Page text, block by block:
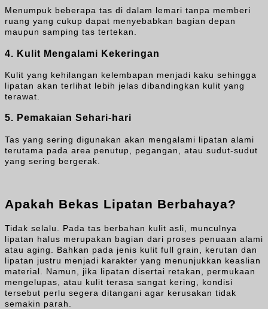
Menumpuk beberapa tas di dalam lemari tanpa memberi
ruang yang cukup dapat menyebabkan bagian depan
maupun samping tas tertekan.
4. Kulit Mengalami Kekeringan
Kulit yang kehilangan kelembapan menjadi kaku sehingga
lipatan akan terlihat lebih jelas dibandingkan kulit yang
terawat.
5. Pemakaian Sehari-hari
Tas yang sering digunakan akan mengalami lipatan alami
terutama pada area penutup, pegangan, atau sudut-sudut
yang sering bergerak.
Apakah Bekas Lipatan Berbahaya?
Tidak selalu. Pada tas berbahan kulit asli, munculnya
lipatan halus merupakan bagian dari proses penuaan alami
atau aging. Bahkan pada jenis kulit full grain, kerutan dan
lipatan justru menjadi karakter yang menunjukkan keaslian
material. Namun, jika lipatan disertai retakan, permukaan
mengelupas, atau kulit terasa sangat kering, kondisi
tersebut perlu segera ditangani agar kerusakan tidak
semakin parah.